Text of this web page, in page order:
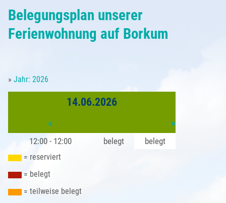
Saison & Preise
Anreise
Unsere Borkum-Tipps
Borkum Wetter
Borkum - Ortsansichten
Türme und Seezeichen
Alte Inselansichten
Anfrageformular
Kleingedrucktes
Impressum
Datenschutzerklärung
Partner
Belegungsplan unserer
Ferienwohnung auf Borkum
»Jahr: 2026
14.06.2026
«
»
12:00 - 12:00 belegt belegt
= reserviert
= belegt
= teilweise belegt